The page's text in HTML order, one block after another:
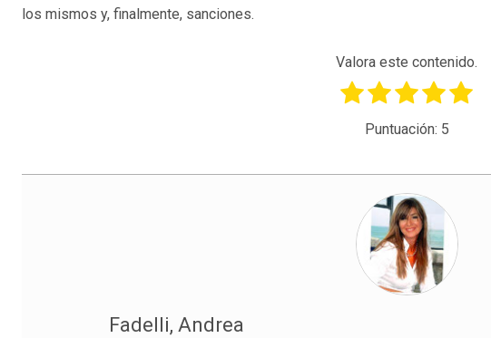
los mismos y, finalmente, sanciones.
Valora este contenido.
Puntuación: 5
Fadelli, Andrea